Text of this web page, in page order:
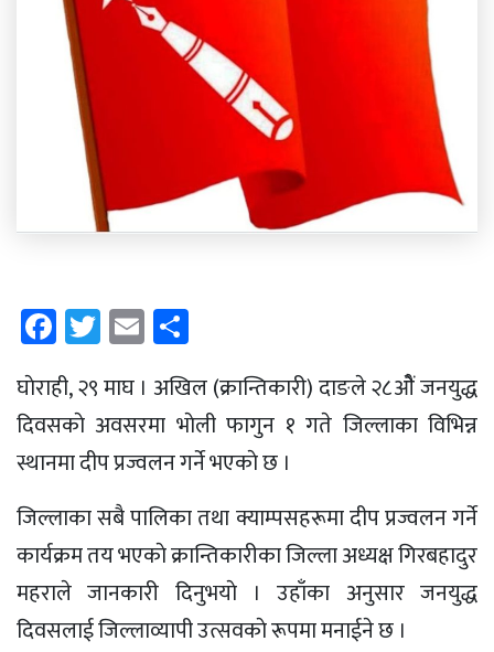
Facebook
Twitter
Email
घाेराही, २९ माघ । अखिल (क्रान्तिकारी) दाङले २८ओैं जनयुद्ध
दिवसकाे अवसरमा भाेली फागुन १ गते जिल्लाका विभिन्न
स्थानमा दीप प्रज्वलन गर्ने भएकाे छ ।
जिल्लाका सबै पालिका तथा क्याम्पसहरूमा दीप प्रज्वलन गर्ने
कार्यक्रम तय भएकाे क्रान्तिकारीका जिल्ला अध्यक्ष गिरबहादुर
महराले जानकारी दिनुभयाे । उहाँका अनुसार जनयुद्ध
दिवसलाई जिल्लाव्यापी उत्सवकाे रूपमा मनाईने छ ।